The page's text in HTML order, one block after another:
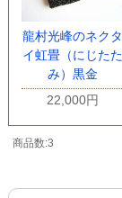
龍村光峰のネクタ
イ虹畳（にじたた
み）黒金
22,000円
商品数:3